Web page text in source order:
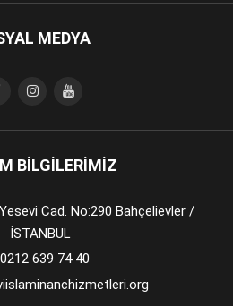
MEDYA
BİLGİLERİMİZ
Cad. No:290 Bahçelievler /
İSTANBUL
0212 639 74 40